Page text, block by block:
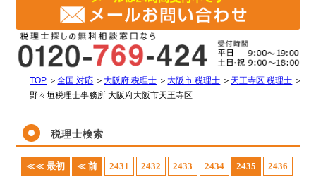
TOP ＞全国 対応 ＞大阪府 税理士 ＞大阪市 税理士 ＞ 天王寺区 税理士 ＞
野々垣税理士事務所 大阪府大阪市天王寺区
税理士検索
≪≪ 最初 ≪ 前 2431 2432 2433 2434 2435 2436